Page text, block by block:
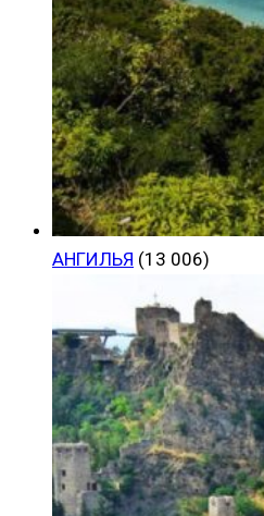
АНГИЛЬЯ (13 006)